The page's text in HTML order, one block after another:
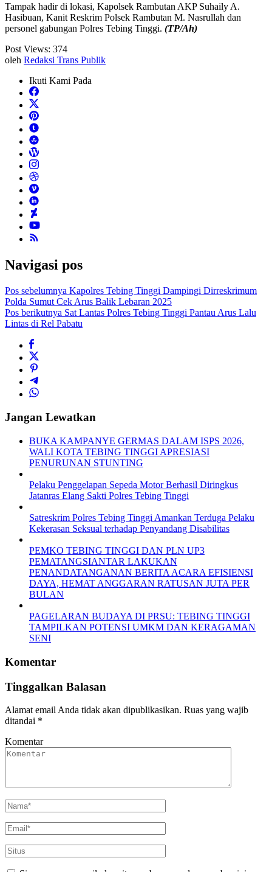
Tampak hadir di lokasi, Kapolsek Rambutan AKP Suhaily A.
Hasibuan, Kanit Reskrim Polsek Rambutan M. Nasrullah dan
personel gabungan Polres Tebing Tinggi. (TP/Ah)
Post Views: 374
oleh Redaksi Trans Publik
Ikuti Kami Pada
Navigasi pos
Pos sebelumnya Kapolres Tebing Tinggi Dampingi Dirreskrimum
Polda Sumut Cek Arus Balik Lebaran 2025
Pos berikutnya Sat Lantas Polres Tebing Tinggi Pantau Arus Lalu
Lintas di Rel Pabatu
Jangan Lewatkan
BUKA KAMPANYE GERMAS DALAM ISPS 2026,
WALI KOTA TEBING TINGGI APRESIASI
PENURUNAN STUNTING
Pelaku Penggelapan Sepeda Motor Berhasil Diringkus
Jatanras Elang Sakti Polres Tebing Tinggi
Satreskrim Polres Tebing Tinggi Amankan Terduga Pelaku
Kekerasan Seksual terhadap Penyandang Disabilitas
PEMKO TEBING TINGGI DAN PLN UP3
PEMATANGSIANTAR LAKUKAN
PENANDATANGANAN BERITA ACARA EFISIENSI
DAYA, HEMAT ANGGARAN RATUSAN JUTA PER
BULAN
PAGELARAN BUDAYA DI PRSU: TEBING TINGGI
TAMPILKAN POTENSI UMKM DAN KERAGAMAN
SENI
Komentar
Tinggalkan Balasan
Alamat email Anda tidak akan dipublikasikan. Ruas yang wajib
ditandai *
Komentar